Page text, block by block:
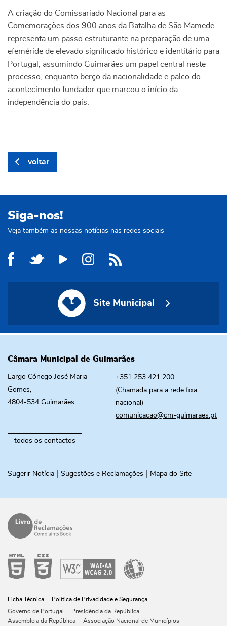
A criação do Comissariado Nacional para as
Comemorações dos 900 anos da Batalha de São Mamede
representa um passo estruturante na preparação de uma
efeméride de elevado significado histórico e identitário para
Portugal, assumindo Guimarães um papel central neste
processo, enquanto berço da nacionalidade e palco do
acontecimento fundador que marcou o início da
independência do país.
voltar
Siga-nos!
Veja também as nossas notícias nas redes sociais
Site Municipal
Câmara Municipal de Guimarães
Largo Cónego José Maria
Gomes,
4804-534 Guimarães
+351 253 421 200
(Chamada para a rede fixa
nacional)
comunicacao@cm-guimaraes.pt
todos os contactos
Sugerir Notícia Sugestões e Reclamações Mapa do Site
Ficha Técnica
Política de Privacidade e Segurança
Governo de Portugal
Presidência da República
Assembleia da República
Associação Nacional de Municípios